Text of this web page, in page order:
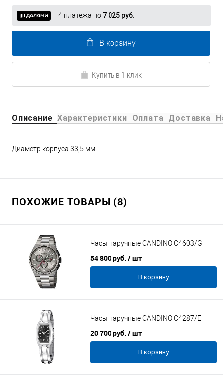
4 платежа по 7 025 руб.
В корзину
Купить в 1 клик
Описание Характеристики Оплата Доставка
Диаметр корпуса 33,5 мм
ПОХОЖИЕ ТОВАРЫ (8)
Часы наручные CANDINO C4603/G
54 800 руб. / шт
В корзину
Часы наручные CANDINO C4287/E
20 700 руб. / шт
В корзину